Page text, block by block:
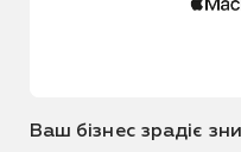
Ваш бізнес зрадіє